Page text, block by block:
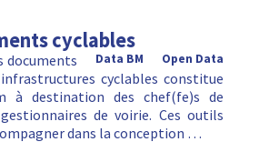
cyclables
Open Data
Data BM
documents
cyclables constitue
à destination des chef(fe)s de
de voirie. Ces outils
dans la conception …